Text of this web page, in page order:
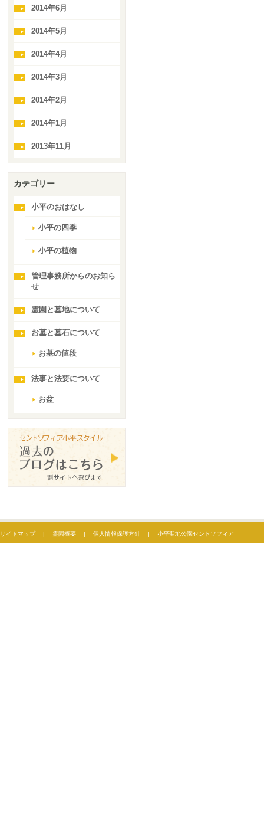
2014年6月
2014年5月
2014年4月
2014年3月
2014年2月
2014年1月
2013年11月
カテゴリー
小平のおはなし
小平の四季
小平の植物
管理事務所からのお知ら
せ
霊園と墓地について
お墓と墓石について
お墓の値段
法事と法要について
お盆
サイトマップ| 霊園概要 | 個人情報保護方針 | 小平聖地公園セントソフィア